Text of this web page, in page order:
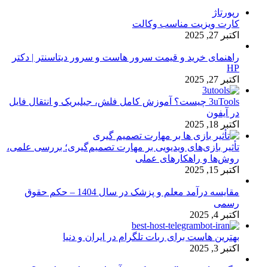
رپورتاژ
کارت ویزیت مناسب وکالت
اکتبر 27, 2025
راهنمای خرید و قیمت سرور هاست و سرور دیتاسنتر | دکتر
HP
اکتبر 27, 2025
3uTools چیست؟ آموزش کامل فلش، جیلبریک و انتقال فایل
در آیفون
اکتبر 18, 2025
تأثیر بازی‌های ویدیویی بر مهارت تصمیم‌گیری؛ بررسی علمی،
روش‌ها و راهکارهای عملی
اکتبر 15, 2025
مقایسه درآمد معلم و پزشک در سال 1404 – حکم حقوق
رسمی
اکتبر 4, 2025
بهترین هاست برای ربات تلگرام در ایران و دنیا
اکتبر 3, 2025